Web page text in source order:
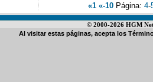
«1 «-10 Página: 4-
© 2000-2026 HGM
Al visitar estas páginas, acepta los